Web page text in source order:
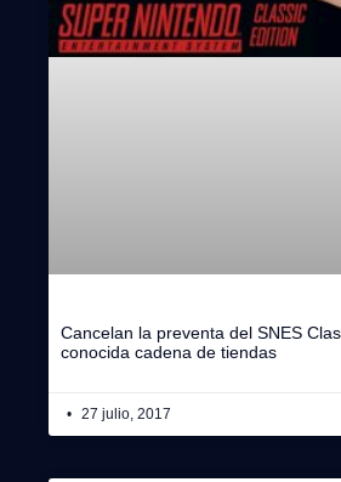
Cancelan la preventa del SNES
conocida cadena de tiendas
27 julio, 2017